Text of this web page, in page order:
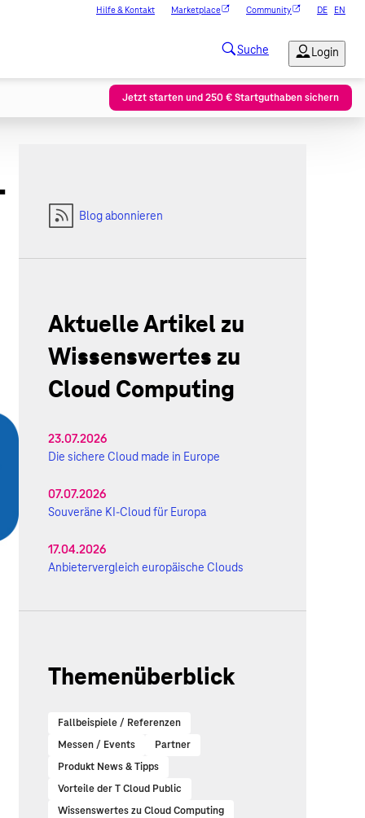
Hilfe & Kontakt Marketplace Community DE EN
Jetzt starten und 250 € Startguthaben sichern
Blog abonnieren
Aktuelle Artikel zu
Wissenswertes zu
Cloud Computing
23.07.2026
Die sichere Cloud made in Europe
07.07.2026
Souveräne KI-Cloud für Europa
17.04.2026
Anbietervergleich europäische Clouds
Themenüberblick
Fallbeispiele / Referenzen
Messen / Events
Partner
Produkt News & Tipps
Vorteile der T Cloud Public
Wissenswertes zu Cloud Computing